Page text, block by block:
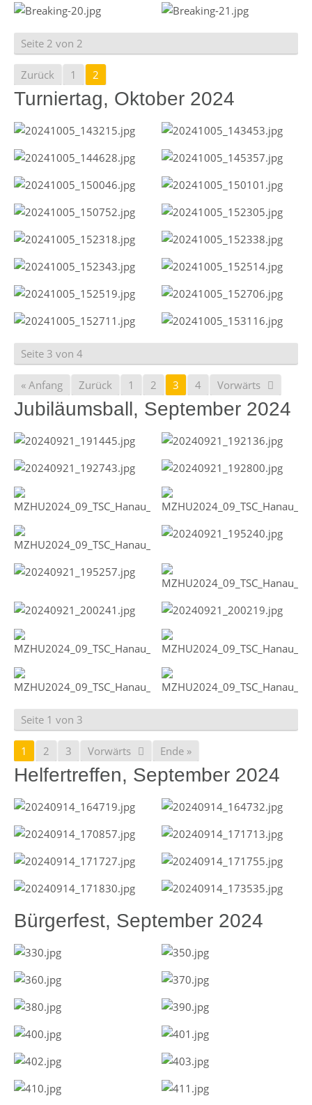
Seite 2 von 2
Zurück 1 2
Turniertag, Oktober 2024
Seite 3 von 4
« Anfang Zurück 1 2 3 4 Vorwärts
Jubiläumsball, September 2024
Seite 1 von 3
1 2 3 Vorwärts Ende »
Helfertreffen, September 2024
Bürgerfest, September 2024